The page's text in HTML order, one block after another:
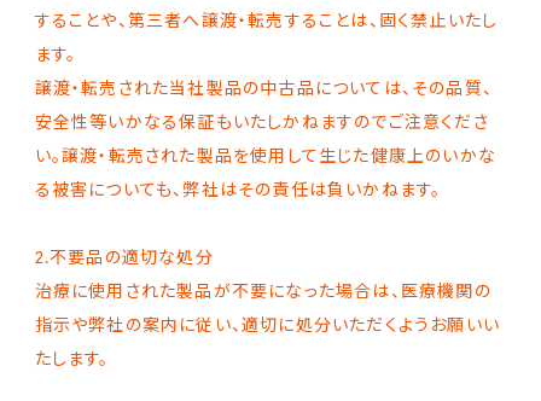
することや、第三者へ譲渡・転売することは、固く禁止いたし
ます。
譲渡・転売された当社製品の中古品については、その品質、
安全性等いかなる保証もいたしかねますのでご注意くださ
い。譲渡・転売された製品を使用して生じた健康上のいかな
る被害についても、弊社はその責任は負いかねます。
2.不要品の適切な処分
治療に使用された製品が不要になった場合は、医療機関の
指示や弊社の案内に従い、適切に処分いただくようお願いい
たします。